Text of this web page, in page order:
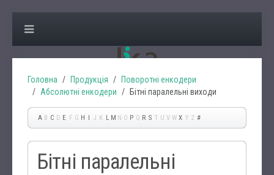
Головна Продукція
Поворотні енкодери
Абсолютні енкодери
Бітні паралельні виходи
A B C D E F G H I J K L M N O P Q R S T U V W X Y Z #
Бітні паралельні